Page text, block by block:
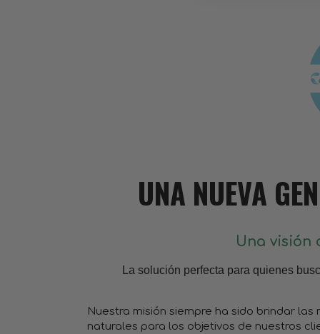
UNA NUEVA
Una visión
La solución perfecta para quienes
Nuestra misión siempre ha sido brindar las
naturales para los objetivos de nuestros